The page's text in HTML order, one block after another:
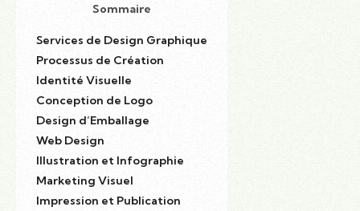
Sommaire
Services de Design Graphique
Processus de Création
Identité Visuelle
Conception de Logo
Design d’Emballage
Web Design
Illustration et Infographie
Marketing Visuel
Impression et Publication